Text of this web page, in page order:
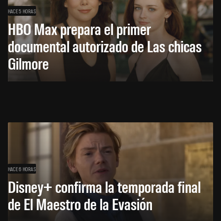
HACE 5 HORAS
HBO Max prepara el primer
documental autorizado de Las chicas
Gilmore
HACE 6 HORAS
Disney+ confirma la temporada final
de El Maestro de la Evasión